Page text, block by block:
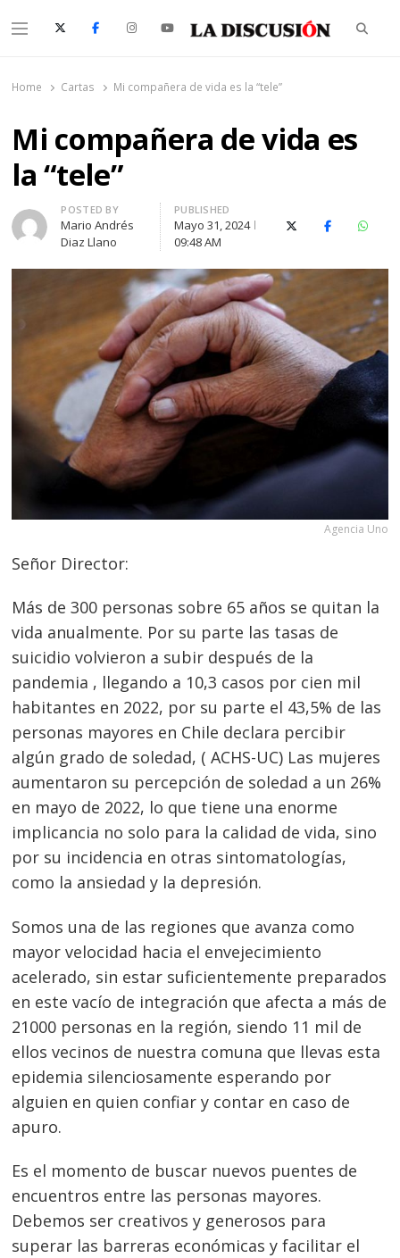
Menu
Home Cartas Mi compañera de vida es la “tele”
Mi compañera de vida es
la “tele”
Author
POSTED BY
Mario Andrés
Diaz Llano
PUBLISHED
Mayo 31, 2024
09:48 AM
X (Twitter)Facebook
Agencia Uno
Señor Director:
Más de 300 personas sobre 65 años se quitan la
vida anualmente. Por su parte las tasas de
suicidio volvieron a subir después de la
pandemia , llegando a 10,3 casos por cien mil
habitantes en 2022, por su parte el 43,5% de las
personas mayores en Chile declara percibir
algún grado de soledad, ( ACHS-UC) Las mujeres
aumentaron su percepción de soledad a un 26%
en mayo de 2022, lo que tiene una enorme
implicancia no solo para la calidad de vida, sino
por su incidencia en otras sintomatologías,
como la ansiedad y la depresión.
Somos una de las regiones que avanza como
mayor velocidad hacia el envejecimiento
acelerado, sin estar suficientemente preparados
en este vacío de integración que afecta a más de
21000 personas en la región, siendo 11 mil de
ellos vecinos de nuestra comuna que llevas esta
epidemia silenciosamente esperando por
alguien en quien confiar y contar en caso de
apuro.
Es el momento de buscar nuevos puentes de
encuentros entre las personas mayores.
Debemos ser creativos y generosos para
superar las barreras económicas y facilitar el
Navegación
de
entradas